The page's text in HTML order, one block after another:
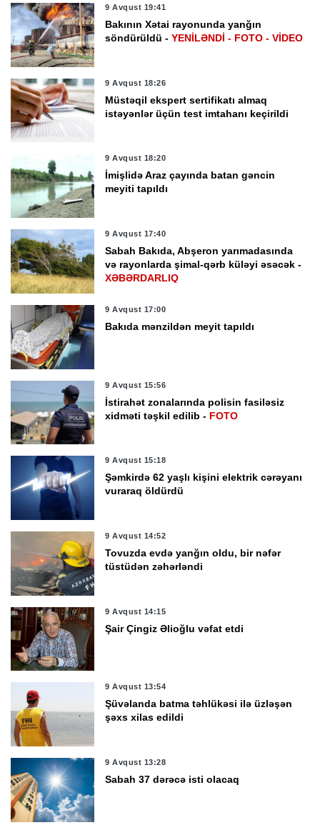
9 Avqust 19:41
Bakının Xətai rayonunda yanğın
söndürüldü -YENİLƏNDİ - FOTO - VİDEO
9 Avqust 18:26
Müstəqil ekspert sertifikatı almaq
istəyənlər üçün test imtahanı keçirildi
9 Avqust 18:20
İmişlidə Araz çayında batan gəncin
meyiti tapıldı
9 Avqust 17:40
Sabah Bakıda, Abşeron yarımadasında
və rayonlarda şimal-qərb küləyi əsəcək -
XƏBƏRDARLIQ
9 Avqust 17:00
Bakıda mənzildən meyit tapıldı
9 Avqust 15:56
İstirahət zonalarında polisin fasiləsiz
xidməti təşkil edilib - FOTO
9 Avqust 15:18
Şəmkirdə 62 yaşlı kişini elektrik cərəyanı
vuraraq öldürdü
9 Avqust 14:52
Tovuzda evdə yanğın oldu, bir nəfər
tüstüdən zəhərləndi
9 Avqust 14:15
Şair Çingiz Əlioğlu vəfat etdi
9 Avqust 13:54
Şüvəlanda batma təhlükəsi ilə üzləşən
şəxs xilas edildi
9 Avqust 13:28
Sabah 37 dərəcə isti olacaq